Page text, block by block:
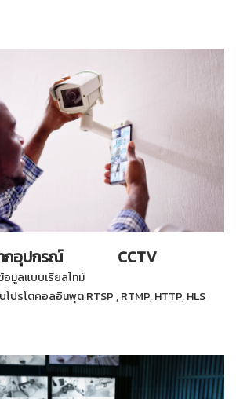
จากอุปกรณ์ CCTV
มูลแบบเรียลไทม์
โปรโตคอลอินพุต RTSP , RTMP, HTTP, HLS